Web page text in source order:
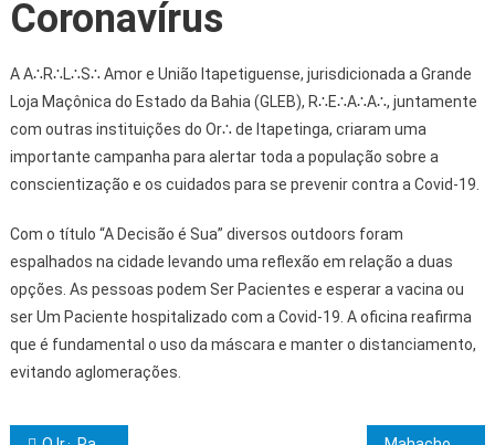
Coronavírus
A A∴R∴L∴S∴ Amor e União Itapetiguense, jurisdicionada a Grande
Loja Maçônica do Estado da Bahia (GLEB), R∴E∴A∴A∴, juntamente
com outras instituições do Or∴ de Itapetinga, criaram uma
importante campanha para alertar toda a população sobre a
conscientização e os cuidados para se prevenir contra a Covid-19.
Com o título “A Decisão é Sua” diversos outdoors foram
espalhados na cidade levando uma reflexão em relação a duas
opções. As pessoas podem Ser Pacientes e esperar a vacina ou
ser Um Paciente hospitalizado com a Covid-19. A oficina reafirma
que é fundamental o uso da máscara e manter o distanciamento,
evitando aglomerações.